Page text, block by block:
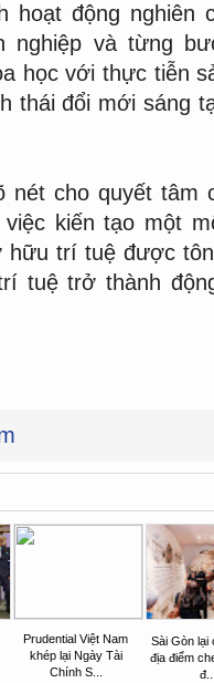
hoạt động nghiên
nghiệp và từng
học với thực tiễn
thái đổi mới sáng
nét cho quyết tâm
việc kiến tạo một
hữu trí tuệ được
tuệ trở thành
Prudential Việt Nam
khép lại Ngày Tài
Chính S...
Sài Gòn lại
địa điểm